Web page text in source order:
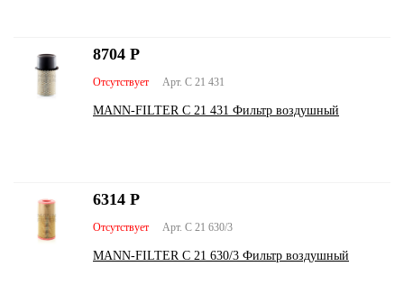
Арт. C 21 431
Отсутствует
MANN-FILTER C 21 431 Фильтр воздушный
8704 Р
Арт. C 21 630/3
Отсутствует
MANN-FILTER C 21 630/3 Фильтр воздушный
6314 Р